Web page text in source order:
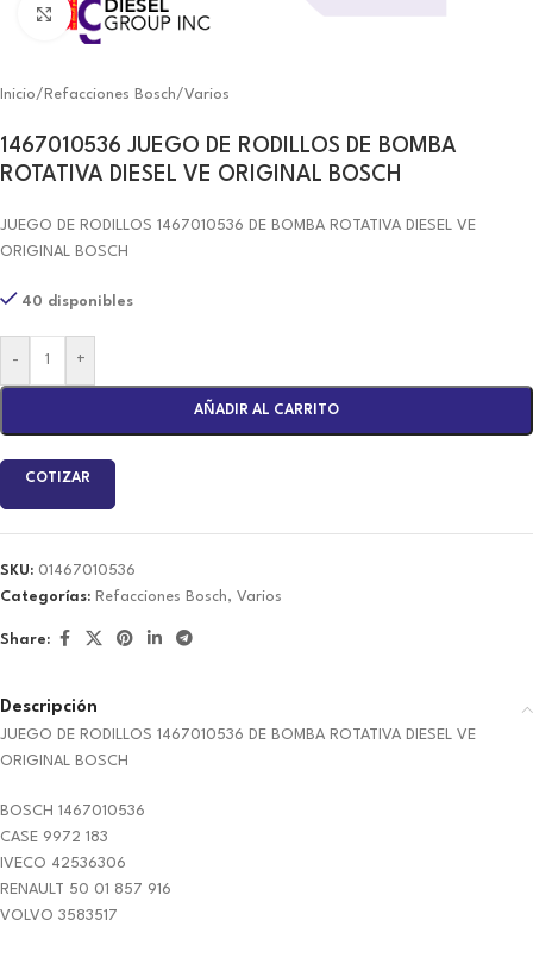
Click to enlarge
Inicio/ Refacciones Bosch/Varios
1467010536 JUEGO DE RODILLOS DE BOMBA
ROTATIVA DIESEL VE ORIGINAL BOSCH
JUEGO DE RODILLOS 1467010536 DE BOMBA ROTATIVA DIESEL VE
ORIGINAL BOSCH
40 disponibles
- +
AÑADIR AL CARRITO
COTIZAR
SKU: 01467010536
Categorías: Refacciones Bosch, Varios
Share:
Descripción
JUEGO DE RODILLOS 1467010536 DE BOMBA ROTATIVA DIESEL VE
ORIGINAL BOSCH
BOSCH 1467010536
CASE 9972 183
IVECO 42536306
RENAULT 50 01 857 916
VOLVO 3583517